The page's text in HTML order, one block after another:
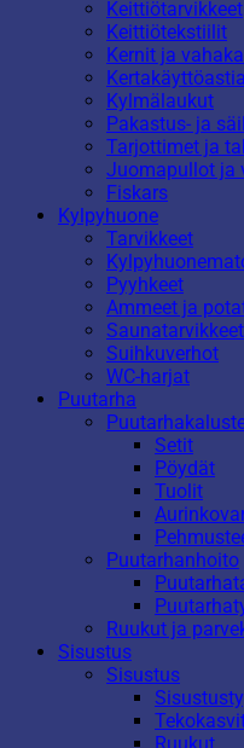
Keittiötarvikkeet
Keittiötekstiilit
Kernit ja
Kylmälaukut
Pakastus- ja
Tarjottimet ja
Juomapullot ja
Fiskars
Kylpyhuone
Tarvikkeet
Pyyhkeet
Ammeet ja
Saunatarvikkeet
Suihkuverhot
WC-harjat
Puutarha
Setit
Pöydät
Tuolit
Puutarhanhoito
Ruukut ja
Sisustus
Sisustus